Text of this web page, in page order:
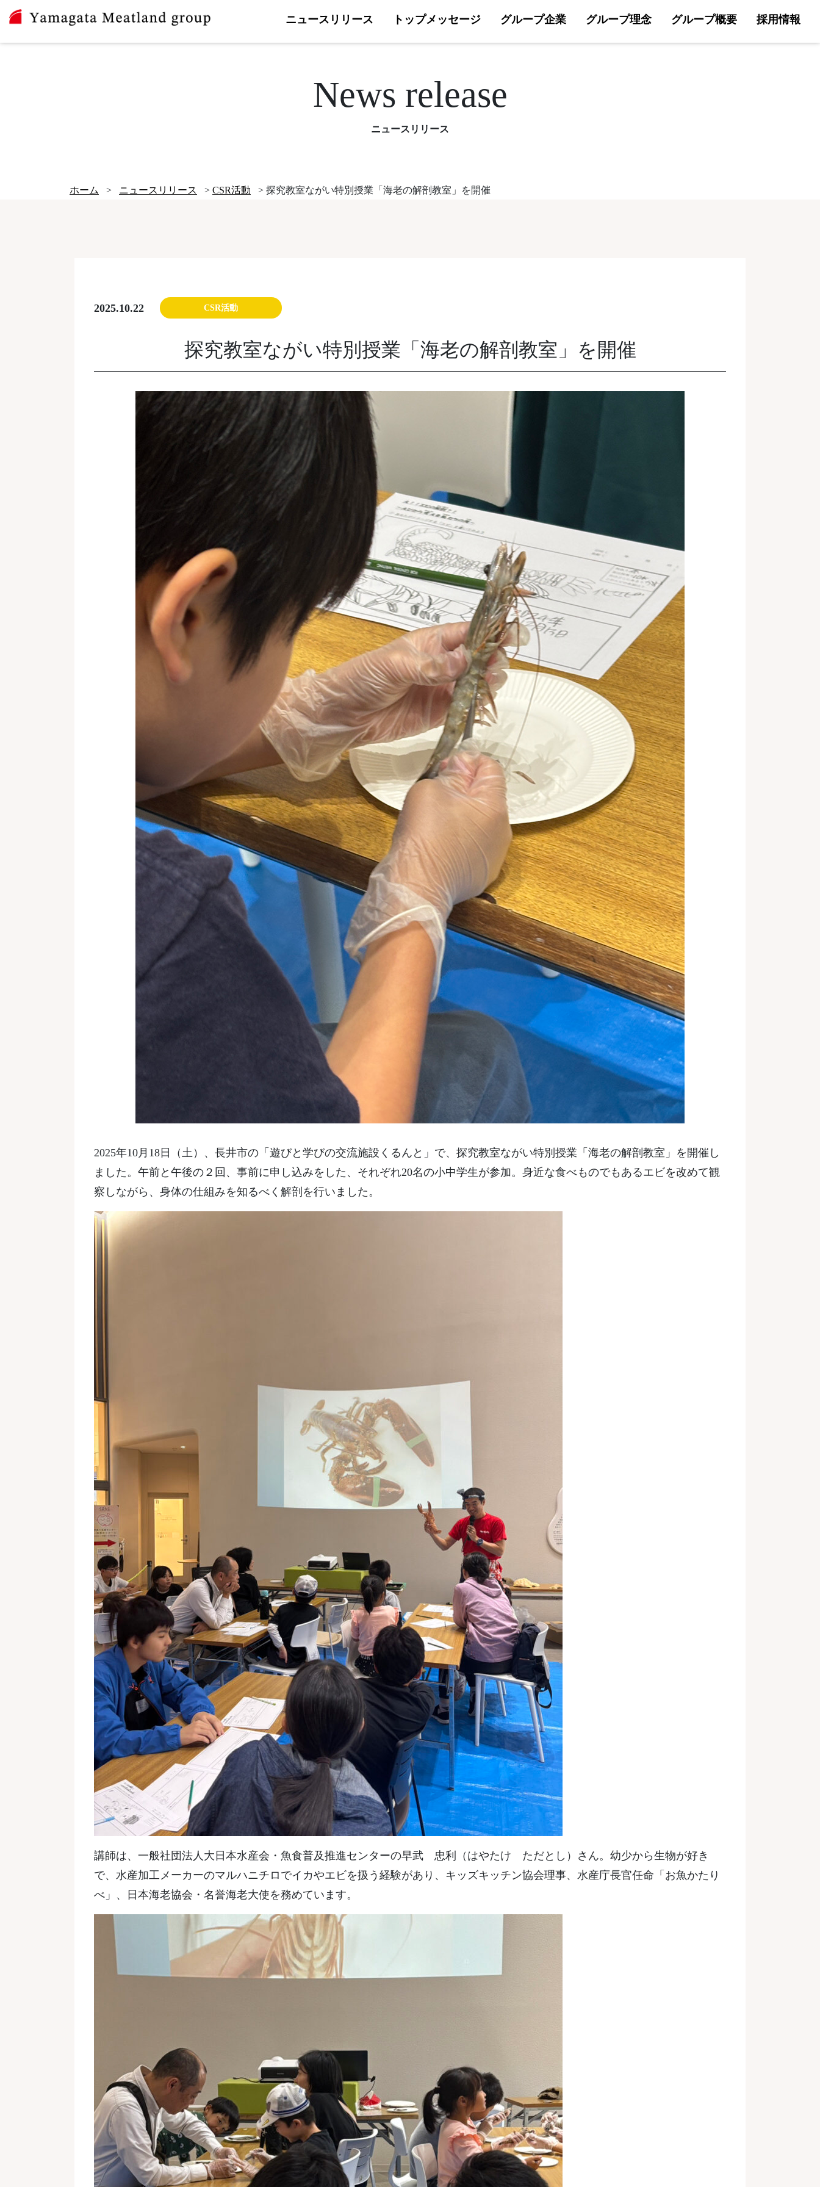
ニュースリリース トップメッセージ グループ企業 グループ理念 グループ概要 採用情報
News release
ニュースリリース
ホーム > ニュースリリース > CSR活動 > 探究教室ながい特別授業「海老の解剖教室」を開催
2025.10.22 CSR活動
探究教室ながい特別授業「海老の解剖教室」を開催
2025年10月18日（土）、長井市の「遊びと学びの交流施設くるんと」で、探究教室ながい特別授業「海老の解剖教室」を開催し
ました。午前と午後の２回、事前に申し込みをした、それぞれ20名の小中学生が参加。身近な食べものでもあるエビを改めて観
察しながら、身体の仕組みを知るべく解剖を行いました。
講師は、一般社団法人大日本水産会・魚食普及推進センターの早武 忠利（はやたけ ただとし）さん。幼少から生物が好き
で、水産加工メーカーのマルハニチロでイカやエビを扱う経験があり、キッズキッチン協会理事、水産庁長官任命「お魚かたり
べ」、日本海老協会・名誉海老大使を務めています。